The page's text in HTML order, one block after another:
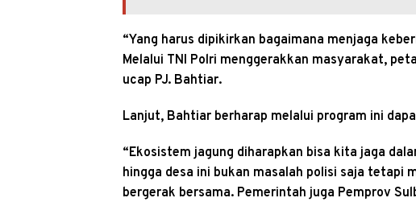
“Yang harus dipikirkan bagaimana menjaga
Melalui TNI Polri menggerakkan masyarakat,
ucap PJ. Bahtiar.
Lanjut, Bahtiar berharap melalui program ini
“Ekosistem jagung diharapkan bisa kita jaga
hingga desa ini bukan masalah polisi saja tetapi
bergerak bersama. Pemerintah juga Pemprov